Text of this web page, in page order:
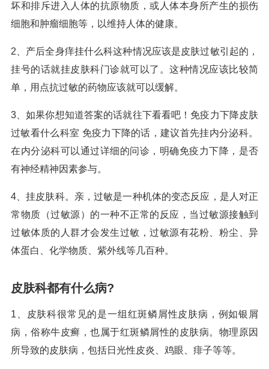
坏和排斥进入人体的抗原物质，或人体本身所产生的损伤
细胞和肿瘤细胞等，以维持人体的健康。
2、产后全身痒挂什么科这种情况应该是皮肤过敏引起的，
挂号的话就挂皮肤科门诊就可以了。这种情况应该比较简
单，用点抗过敏的药物应该就可以缓解。
3、如果你想知道答案的话就往下看看吧！免疫力下降皮肤
过敏看什么科室 免疫力下降的话，建议首先挂内分泌科。
在内分泌科可以通过详细的问诊，明确免疫力下降，是否
有神经精神因素参与。
4、挂皮肤科。亲，过敏是一种机体的变态反应，是人对正
常物质（过敏源）的一种不正常的反应，当过敏源接触到
过敏体质的人群才会发生过敏，过敏源有花粉、粉尘、异
体蛋白、化学物质、紫外线等几百种。
皮肤科都有什么病?
1、皮肤科很常见的是一组红斑鳞屑性皮肤病，例如银屑
病，俗称牛皮癣，也属于红斑鳞屑性的皮肤病。物理原因
所导致的皮肤病，包括日光性皮炎、鸡眼、痱子等等。